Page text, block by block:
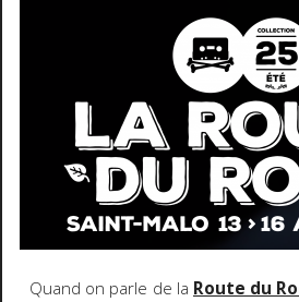
Quand on parle de la Route du